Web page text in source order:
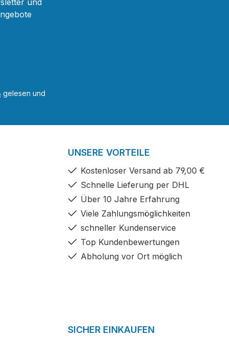
und
gelesen und
UNSERE VORTEILE
Kostenloser Versand ab 79,00 €
Schnelle Lieferung per DHL
Über 10 Jahre Erfahrung
Viele Zahlungsmöglichkeiten
schneller Kundenservice
Top Kundenbewertungen
Abholung vor Ort möglich
SICHER EINKAUFEN